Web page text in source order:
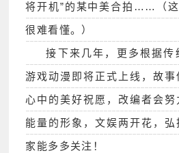
将开机”的某中美合拍……（这
很难看懂。）
接下来几年，更多根据传
游戏动漫即将正式上线，故事
心中的美好祝愿，改编者会
能量的形象，文娱两开花，
家能多多关注！